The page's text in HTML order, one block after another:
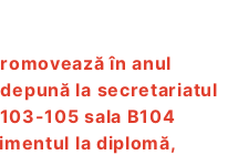
în anul
la secretariatul
105 sala B104
la diplomă,